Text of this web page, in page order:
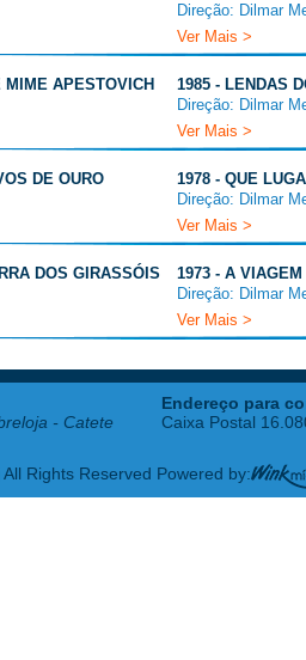
Direção: Dilmar
Ver Mais >
APESTOVICH
1985 - LENDAS
Direção: Dilmar
Ver Mais >
DE OURO
1978 - QUE
Direção: Dilmar
Ver Mais >
DOS GIRASSÓIS
1973 - A
Direção: Dilmar
Ver Mais >
- Catete
Endereço para
Caixa Postal
Rights Reserved Powered by: